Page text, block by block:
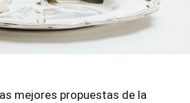
mejores propuestas de la